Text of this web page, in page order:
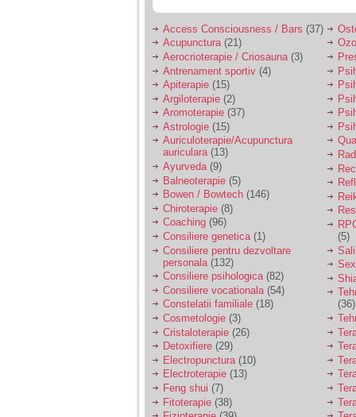
Ma aflu aici pentru ca
vreau sa stiu daca am
nevoie de un psiholog
sau psihiatru.
Sunt casatorita, am
31 de ani si un copil in
varsta de 2 ani care
mi-e lumina ochilor.
De ceva timp simt ca
mi s-a adunat
oboseala, o oboseala
cronica de care nu pot
scapa si simt ca din
cauza ei nu pot
controla nervii si
cateodata are copilul
de suferit.
Am o bariera peste
care nu pot trece:
prietena mea a ramas
insarcinata cu o fata.
Am fost de comun
acord sa facem un
copil, cu gandul ca e
baiat.
Access Consciousness / Bars (37)
Acupunctura(21)
Aerocrioterapie / Criosauna (3)
Antrenament sportiv (4)
Apiterapie (15)
Argiloterapie (2)
Aromoterapie (37)
Astrologie (15)
Auriculoterapie/Acupunctura
auriculara(13)
Ayurveda(9)
Balneoterapie (5)
Bowen / Bowtech (146)
Chiroterapie (8)
Coaching (96)
Consiliere genetica(1)
Consiliere pentru dezvoltare
personala (132)
Consiliere psihologica(82)
Consiliere vocationala (54)
Constelatii familiale (18)
Cosmetologie (3)
Cristaloterapie (26)
Detoxifiere (29)
Electropunctura (10)
Electroterapie (13)
Feng shui (7)
Fitoterapie (38)
(5)
(36)